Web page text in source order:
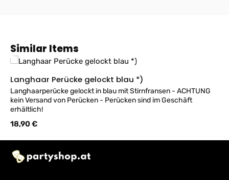
Produktgalerie überspringen
Similar Items
Langhaar Perücke gelockt blau *)
Langhaarperücke gelockt in blau mit Stirnfransen - ACHTUNG
kein Versand von Perücken - Perücken sind im Geschäft
erhältlich!
Regulärer Preis:
18,90 €